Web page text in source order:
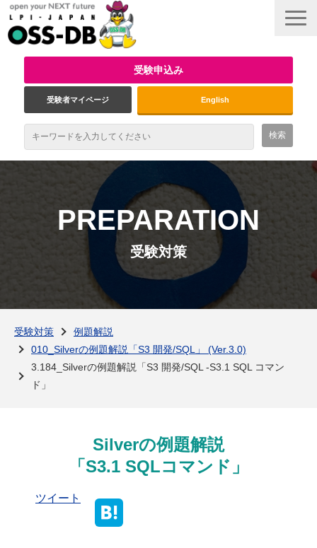
受験申込み
受験者マイページ English
試験概要
資格取得のメリット
受験対策
PREPARATION
受験対策
受験対策
例題解説
010_Silverの例題解説「S3 開発/SQL」 (Ver.3.0)
3.184_Silverの例題解説「S3 開発/SQL -S3.1 SQL コマン
ド」
Silverの例題解説
「S3.1 SQLコマンド」
ツイート